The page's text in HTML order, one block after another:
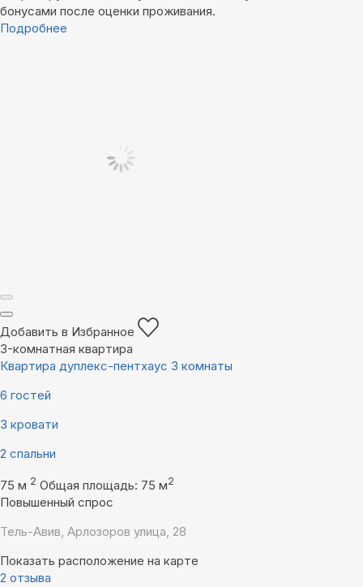
бонусами после оценки проживания.
Подробнее
Добавить в Избранное
3-комнатная квартира
Квартира дуплекс-пентхаус 3 комнаты
6 гостей
3 кровати
2 спальни
75 м 2 Общая площадь: 75 м2
Повышенный спрос
Тель-Авив, Арлозоров улица, 28
Показать расположение на карте
2 отзыва